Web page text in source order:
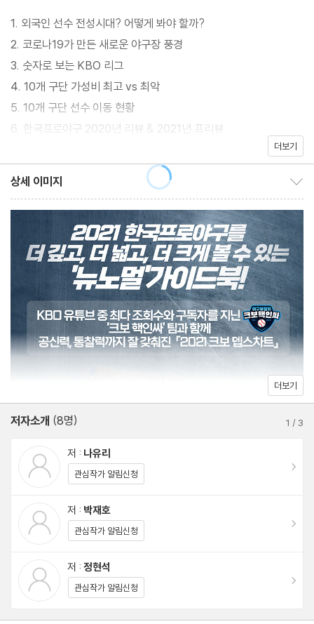
본 통계에서 한 발 더 들어갔다. 포지션별 뎁스차트를 통해 누구나
구단별 시즌 운영 및 전략을 한눈에 알 수 있다. 선수 본인의 기록에
그치지 않고 상대에 따른 강약과 장단을 파악했다. 경기장별 특징과
기록을 정리한 ‘파크팩터’는 지금껏 팬들에게 편견 수준에 그쳤던 경
기장 변수를 제3의 데이터로 끌어올린다. 새롭게 채택한 매거진 판
형도 눈길을 끈다. 빽빽하고 답답한 기존 스카우팅리포트 스타일에
서 벗어나 매거진 특유의 레이아웃으로 시각적 청량감을 선사한다.
프로야구 팬들의 필수 채널 [크보핵인싸]를 운영하는 [스포츠조선]
의 각 구단별 담당 기자들이 현장에서 직접 캔 통찰력이야말로 『20
구 팬의 눈높이는 언제나 최신 상태로 유지된다. 『2021 크보 뎁스차
트』가 태어난 궁극적 이유다.
1. 외국인 선수 전성시대? 어떻게 봐야 할까?
2. 코로나19가 만든 새로운 야구장 풍경
3. 숫자로 보는 KBO 리그
4. 10개 구단 가성비 최고 vs 최악
5. 10개 구단 선수 이동 현황
6. 한국프로야구 2020년 리뷰 & 2021년 프리뷰
CHAPTER2. 2021 KBO DEPTH CHART
1. NC 다이노스 (NC DINOS)
① 팀 프로필 (TEAM PROFILE)
② 2021 NC 다이노스 뎁스차트 (DEPTH CHART)
③ 창원 NC파크 파크팩터 (PARK FACTOR)
④ 감독 & 코칭스태프 (MANAGER & COACHING STAFFS)
⑤ 선수들 (PLAYERS)
2. 두산 베어스 (DOOSAN BEARS)
② 2021 두산 베어스 뎁스차트 (DEPTH CHART)
③ 잠실종합운동장 야구장 파크팩터 (PARK FACTOR)
④ 감독 & 코칭스태프 (MANAGER & COACHING STAFFS)
⑤ 선수들 (PLAYERS)
3. KT 위즈 (KT WIZ)
① 팀 프로필 (TEAM PROFILE)
② 2021 KT 위즈 뎁스차트 (DEPTH CHART)
③ 수원KT위즈파크 파크팩터 (PARK FACTOR)
④ 감독 & 코칭스태프 (MANAGER & COACHING STAFFS)
더보기
상세 이미지
더보기
저자소개 (8명) 1 / 3
저 : 나유리
관심작가 알림신청
저 : 박재호
관심작가 알림신청
저 : 정현석
관심작가 알림신청